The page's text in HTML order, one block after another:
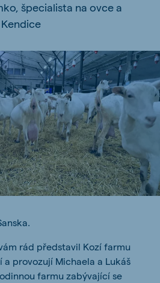
špecialista na ovce a
Kendice
rád představil Kozí farmu
a provozují Michaela a Lukáš
farmu zabývající se